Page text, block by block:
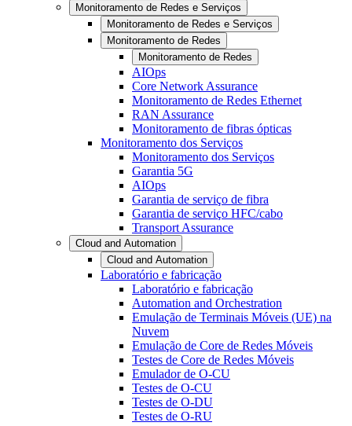
Monitoramento de Redes e Serviços
Monitoramento de Redes e Serviços
Monitoramento de Redes
Monitoramento de Redes
AIOps
Core Network Assurance
Monitoramento de Redes Ethernet
RAN Assurance
Monitoramento de fibras ópticas
Monitoramento dos Serviços
Monitoramento dos Serviços
Garantia 5G
AIOps
Garantia de serviço de fibra
Garantia de serviço HFC/cabo
Transport Assurance
Cloud and Automation
Cloud and Automation
Laboratório e fabricação
Laboratório e fabricação
Automation and Orchestration
Emulação de Terminais Móveis (UE) na
Nuvem
Emulação de Core de Redes Móveis
Testes de Core de Redes Móveis
Emulador de O-CU
Testes de O-CU
Testes de O-DU
Testes de O-RU